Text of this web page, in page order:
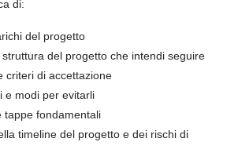
di:
del progetto
del progetto che intendi seguire
criteri di accettazione
e modi per evitarli
tappe fondamentali
timeline del progetto e dei rischi di